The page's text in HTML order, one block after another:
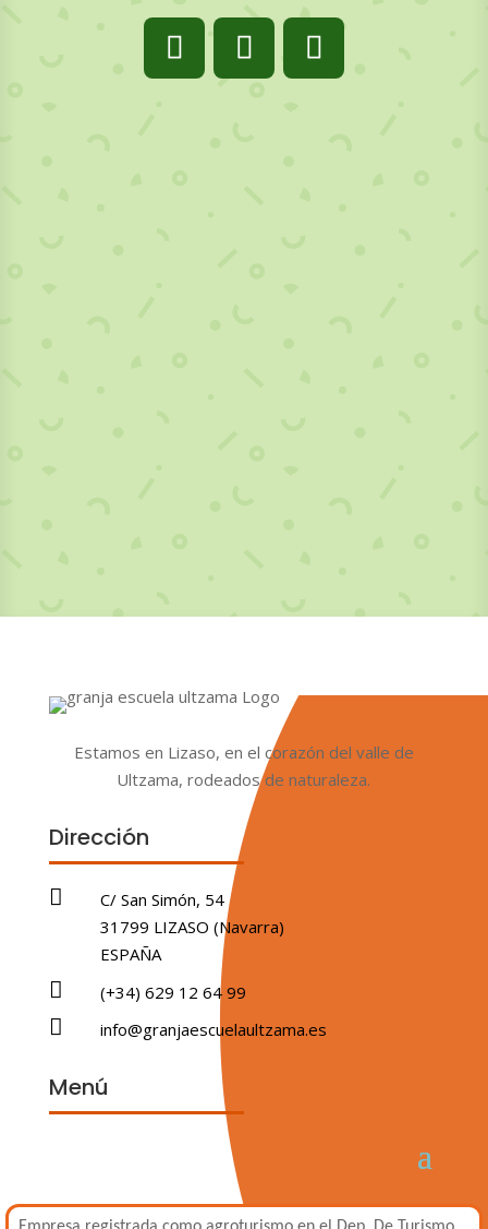
Estamos en Lizaso, en el corazón del valle de
Ultzama, rodeados de naturaleza.
Dirección

C/ San Simón, 54
31799 LIZASO (Navarra)
ESPAÑA
 (+34) 629 12 64 99
 info@granjaescuelaultzama.es
Menú